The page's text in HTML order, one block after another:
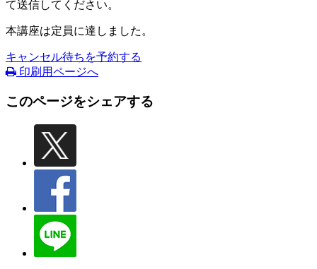
て送信してください。
本講座は定員に達しました。
キャンセル待ちを予約する
印刷用ページへ
このページをシェアする